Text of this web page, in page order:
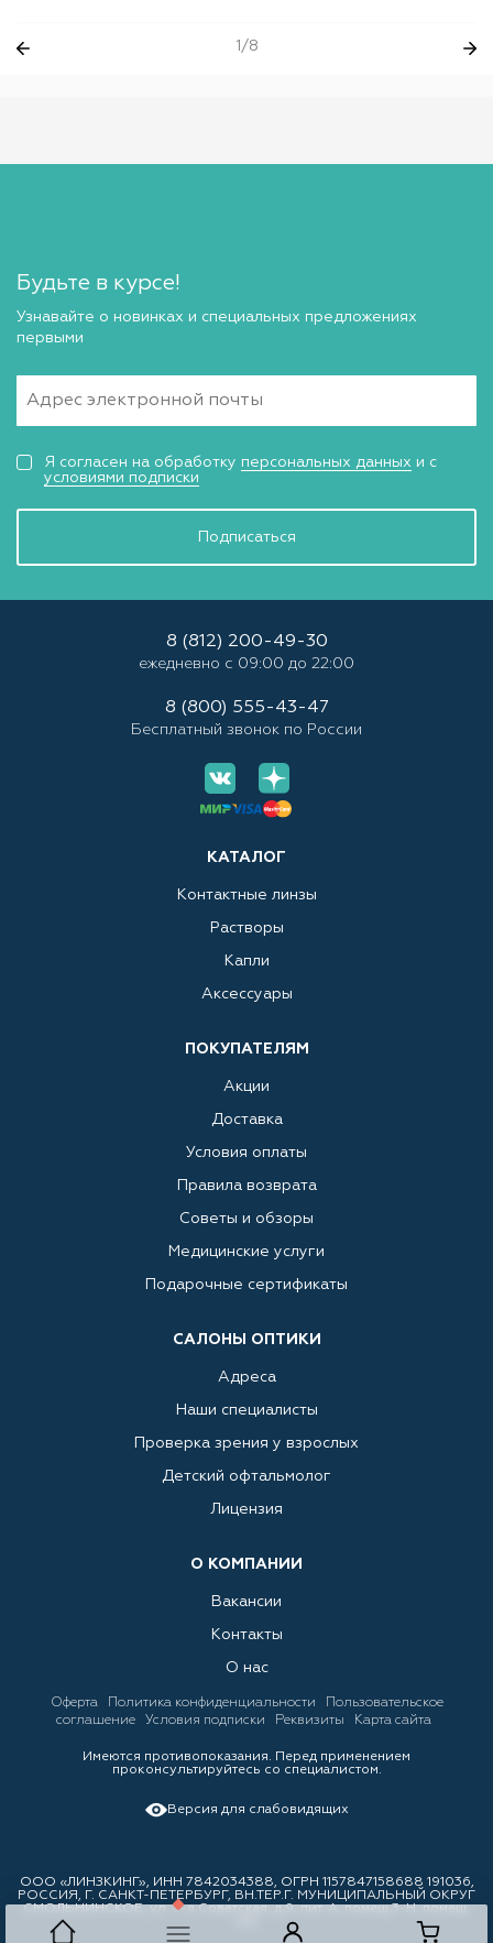
1/8
Будьте в курсе!
Узнавайте о новинках и специальных предложениях
первыми
Подписаться
Я согласен на обработку персональных данных и с
условиями подписки
КАТАЛОГ
Контактные линзы
Растворы
Капли
Аксессуары
ПОКУПАТЕЛЯМ
Акции
Доставка
Условия оплаты
Правила возврата
Советы и обзоры
Медицинские услуги
Подарочные сертификаты
САЛОНЫ ОПТИКИ
Адреса
Наши специалисты
Проверка зрения у взрослых
Детский офтальмолог
Лицензия
О КОМПАНИИ
Вакансии
Контакты
О нас
8 (812) 200-49-30
ежедневно с 09:00 до 22:00
8 (800) 555-43-47
Бесплатный звонок по России
Оферта Политика конфиденциальности
Пользовательское
соглашение
Условия подписки Реквизиты Карта сайта
Имеются противопоказания. Перед применением
проконсультируйтесь со специалистом.
Версия для слабовидящих
ООО «ЛИНЗКИНГ», ИНН 7842034388, ОГРН 1157847158688 191036,
РОССИЯ, Г. САНКТ-ПЕТЕРБУРГ, ВН.ТЕР.Г. МУНИЦИПАЛЬНЫЙ ОКРУГ
СМОЛЬНИНСКОЕ, ул. 3-я Советская, д.9, лит. А, помещ.3-Н, помещ.